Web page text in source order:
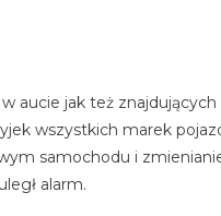
aucie jak też znajdujących
wszystkich marek
samochodu i
alarm.